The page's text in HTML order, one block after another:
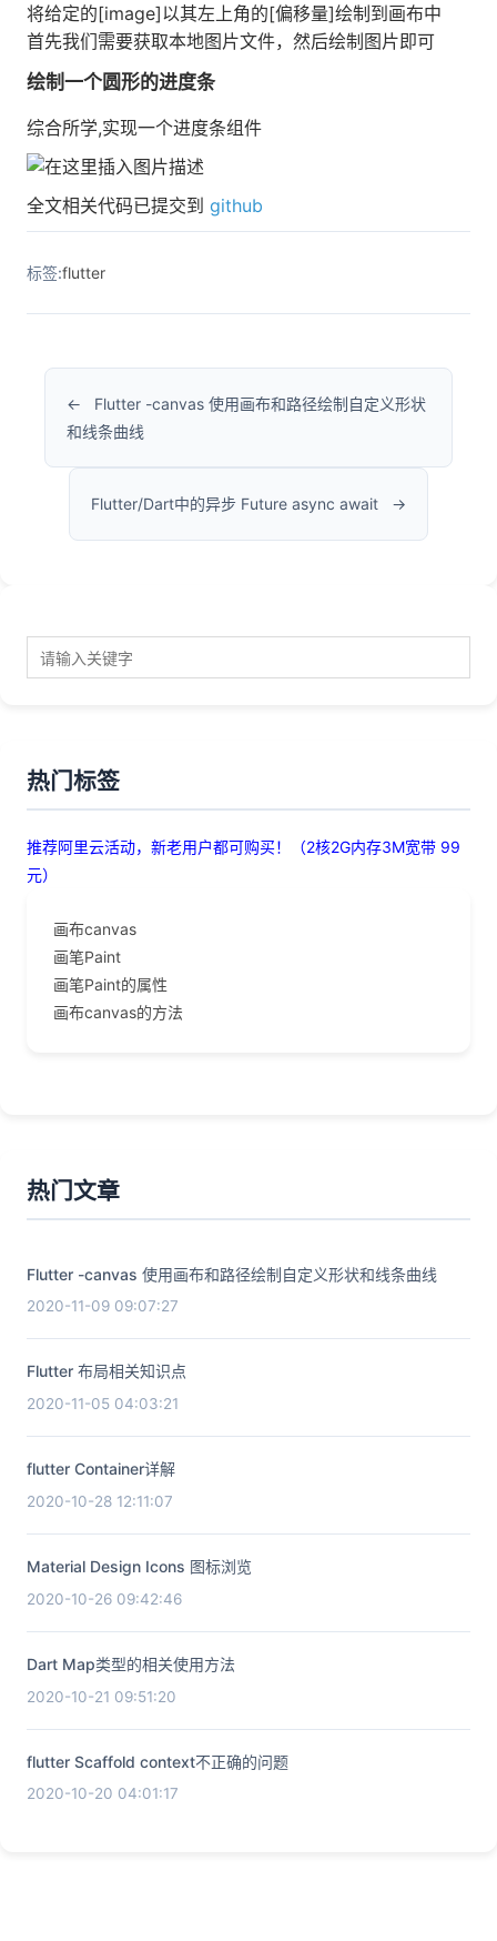
将给定的[image]以其左上角的[偏移量]绘制到画布中
首先我们需要获取本地图片文件，然后绘制图片即可
绘制一个圆形的进度条
综合所学,实现一个进度条组件
全文相关代码已提交到 github
标签:flutter
Flutter -canvas 使用画布和路径绘制自定义形状
和线条曲线
Flutter/Dart中的异步 Future async await
热门标签
推荐阿里云活动，新老用户都可购买！（2核2G内存3M宽带 99
元）
画布canvas
画笔Paint
画笔Paint的属性
画布canvas的方法
热门文章
Flutter -canvas 使用画布和路径绘制自定义形状和线条曲线
2020-11-09 09:07:27
Flutter 布局相关知识点
2020-11-05 04:03:21
flutter Container详解
2020-10-28 12:11:07
Material Design Icons 图标浏览
2020-10-26 09:42:46
Dart Map类型的相关使用方法
2020-10-21 09:51:20
flutter Scaffold context不正确的问题
2020-10-20 04:01:17